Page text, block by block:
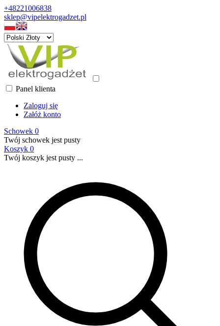
+48221006838
sklep@vipelektrogadzet.pl
Panel klienta
Zaloguj się
Załóż konto
Schowek 0
Twój schowek jest pusty
Koszyk 0
Twój koszyk jest pusty ...